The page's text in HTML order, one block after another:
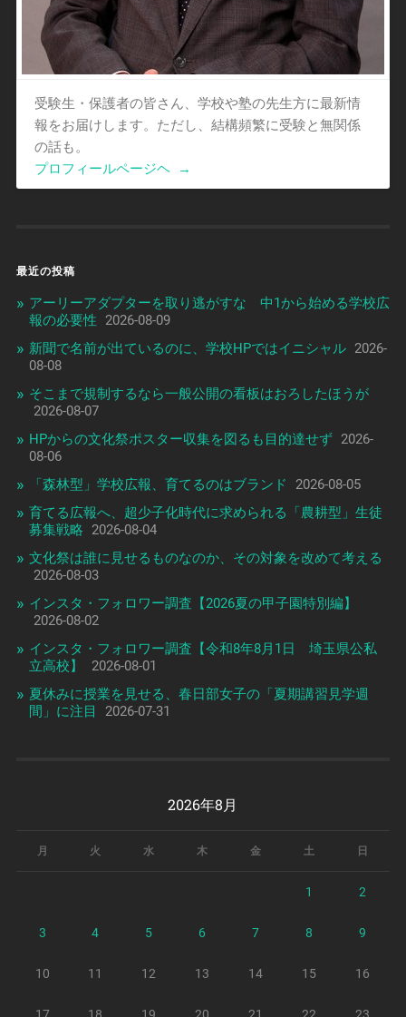
受験生・保護者の皆さん、学校や塾の先生方に最新情
報をお届けします。ただし、結構頻繁に受験と無関係
の話も。
プロフィールページヘ
→
最近の投稿
アーリーアダプターを取り逃がすな 中1から始める学校広
報の必要性
2026-08-09
新聞で名前が出ているのに、学校HPではイニシャル 2026-
08-08
そこまで規制するなら一般公開の看板はおろしたほうが
2026-08-07
HPからの文化祭ポスター収集を図るも目的達せず 2026-
08-06
「森林型」学校広報、育てるのはブランド
2026-08-05
育てる広報へ、超少子化時代に求められる「農耕型」生徒
募集戦略
2026-08-04
文化祭は誰に見せるものなのか、その対象を改めて考える
2026-08-03
インスタ・フォロワー調査【2026夏の甲子園特別編】
2026-08-02
インスタ・フォロワー調査【令和8年8月1日 埼玉県公私
立高校】
2026-08-01
夏休みに授業を見せる、春日部女子の「夏期講習見学週
間」に注目
2026-07-31
2026年8月
月 火 水 木 金 土 日
1 2
3 4 5 6 7 8 9
10 11 12 13 14 15 16
17 18 19 20 21 22 23